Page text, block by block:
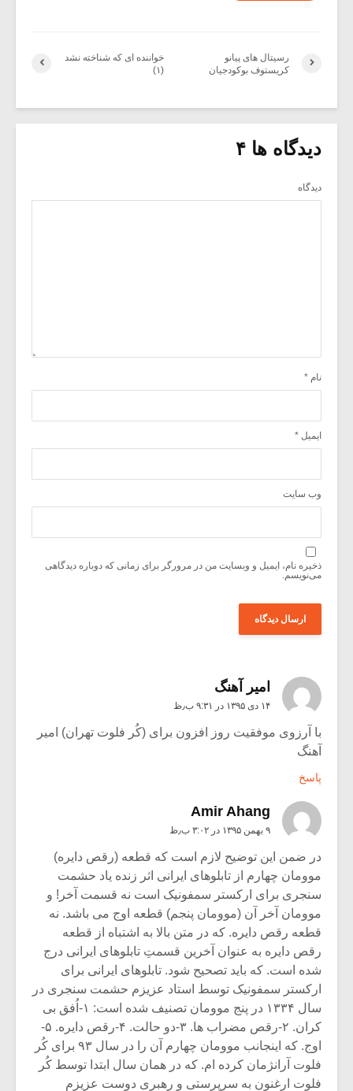
خواننده ای که شناخته نشد
(۱)
رسیتال های پیانو
کریستوف بوکودجیان
دیدگاه ها ۴
دیدگاه
نام *
ایمیل *
وب‌ سایت
ذخیره نام، ایمیل و وبسایت من در مرورگر برای زمانی که دوباره دیدگاهی
می‌نویسم.
امیر آهنگ
۱۴ دی ۱۳۹۵ در ۹:۳۱ ب٫ظ
با آرزوی موفقیت روز افزون برای (کُر فلوت تهران) امیر
آهنگ
پاسخ
Amir Ahang
۹ بهمن ۱۳۹۵ در ۳:۰۲ ب٫ظ
در ضمن این توضیح لازم است که قطعه (رقص دایره)
موومان چهارم از تابلوهای ایرانی اثر زنده یاد حشمت
سنجری برای ارکستر سمفونیک است نه قسمت آخر! و
موومان آخر آن (موومان پنجم) قطعه اوج می باشد. نه
قطعه رقص دایره. که در متن بالا به اشتباه از قطعه
رقص دایره به عنوان آخرین قسمتِ تابلوهای ایرانی درج
شده است. که باید تصحیح شود. تابلوهای ایرانی برای
ارکستر سمفونیک توسط استاد عزیزم حشمت سنجری در
سال ۱۳۳۴ در پنج موومان تصنیف شده است: ۱-اُفق بی
کران. ۲-رقص مضراب ها. ۳-دو حالت. ۴-رقص دایره. ۵-
اوج. که اینجانب موومان چهارم آن را در سال ۹۳ برای کُر
فلوت آرانژمان کرده ام. که در همان سال ابتدا توسط کُر
فلوت ارغنون به سرپرستی و رهبری دوست عزیزم